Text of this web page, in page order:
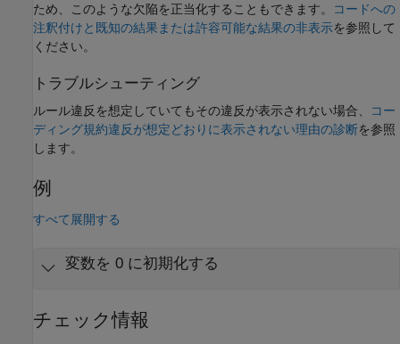
ため、このような欠陥を正当化することもできます。
コードへの
注釈付けと既知の結果または許容可能な結果の非表示を参照して
ください。
トラブルシューティング
ルール違反を想定していてもその違反が表示されない場合、
コー
ディング規約違反が想定どおりに表示されない理由の診断を参照
します。
例
すべて展開する
変数を 0 に初期化する
チェック情報